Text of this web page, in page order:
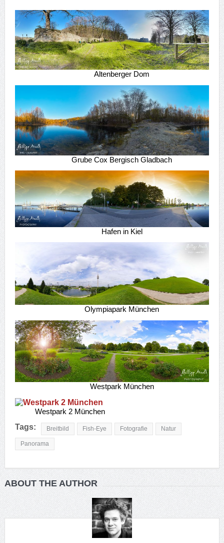
Altenberger Dom
Grube Cox Bergisch Gladbach
Hafen in Kiel
Olympiapark München
Westpark München
Westpark 2 München
Tags:
Breitbild Fish-Eye Fotografie Natur
Panorama
ABOUT THE AUTHOR